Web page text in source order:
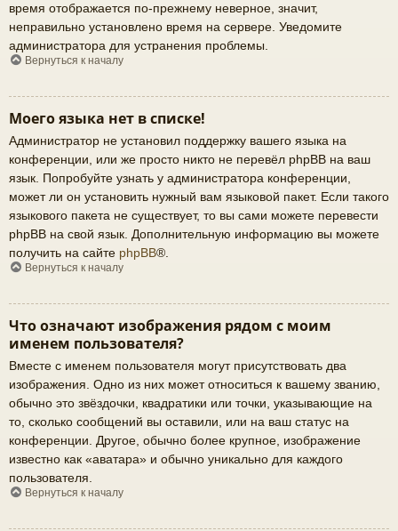
время отображается по-прежнему неверное, значит,
неправильно установлено время на сервере. Уведомите
администратора для устранения проблемы.
Вернуться к началу
Моего языка нет в списке!
Администратор не установил поддержку вашего языка на
конференции, или же просто никто не перевёл phpBB на ваш
язык. Попробуйте узнать у администратора конференции,
может ли он установить нужный вам языковой пакет. Если такого
языкового пакета не существует, то вы сами можете перевести
phpBB на свой язык. Дополнительную информацию вы можете
получить на сайте phpBB®.
Вернуться к началу
Что означают изображения рядом с моим
именем пользователя?
Вместе с именем пользователя могут присутствовать два
изображения. Одно из них может относиться к вашему званию,
обычно это звёздочки, квадратики или точки, указывающие на
то, сколько сообщений вы оставили, или на ваш статус на
конференции. Другое, обычно более крупное, изображение
известно как «аватара» и обычно уникально для каждого
пользователя.
Вернуться к началу